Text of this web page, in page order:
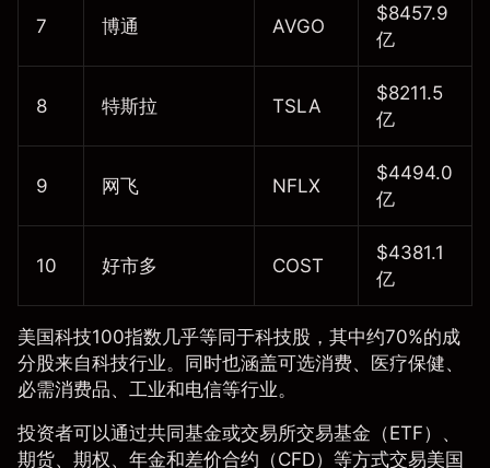
7 博通 AVGO
$8457.9
亿
8 特斯拉 TSLA
$8211.5
亿
9 网飞 NFLX
$4494.0
亿
10 好市多 COST
$4381.1
亿
美国科技100指数几乎等同于科技股，其中约70%的成
分股来自科技行业。同时也涵盖可选消费、医疗保健、
必需消费品、工业和电信等行业。
投资者可以通过共同基金或交易所交易基金（ETF）、
期货、期权、年金和差价合约（CFD）等方式交易美国